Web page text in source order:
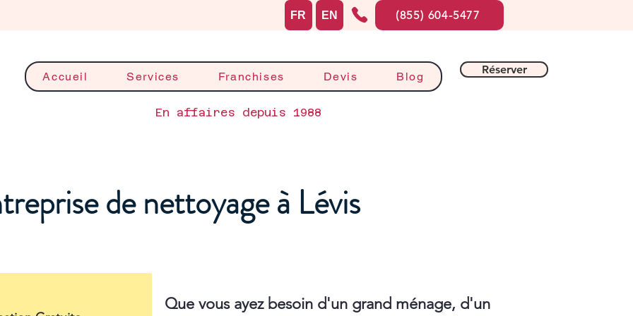
Accueil Services Franchises Devis Blog
Réserver
En affaires depuis 1988
FR EN (855) 604-5477
de nettoyage à Lévis
Que vous ayez besoin d'un grand ménage, d'un